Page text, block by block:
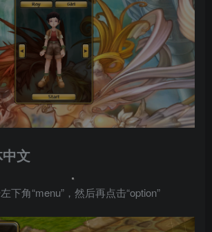
文
下角“menu”，然后再点击“option”